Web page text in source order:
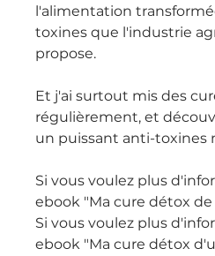
l'alimentation
toxines que l'industrie
propose.
Et j'ai surtout mis des
régulièrement, et
un puissant anti-toxines
Si vous voulez plus
ebook "Ma cure détox de
Si vous voulez plus
ebook "Ma cure détox